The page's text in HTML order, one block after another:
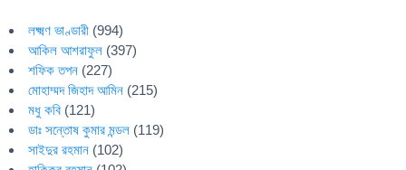
লক্ষ্মণ ভাণ্ডারী (994)
আকিল আশরাফুল (397)
শফিক তপন (227)
মোহাম্মদ জিহাদ আমিন (215)
মধু কবি (121)
ডাঃ সন্তোষ কুমার মন্ডল (119)
সাইদুর রহমান (102)